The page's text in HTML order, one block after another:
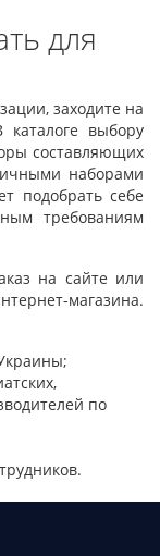
для
заходите на
выбору
составляющих
наборами
подобрать себе
требованиям
на сайте или
магазина.
по